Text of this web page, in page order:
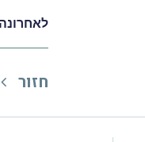
חזור